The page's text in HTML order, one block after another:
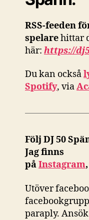
RSS-feeden
spelarehittar
här: https://
Du kan också
Spotify, via
Följ DJ 50
Jag finns
påInstagram,
Utöver
paraply.